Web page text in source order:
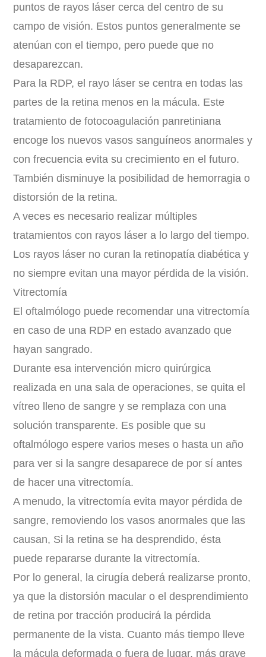
puntos de rayos láser cerca del centro de su
campo de visión. Estos puntos generalmente se
atenúan con el tiempo, pero puede que no
desaparezcan.
Para la RDP, el rayo láser se centra en todas las
partes de la retina menos en la mácula. Este
tratamiento de fotocoagulación panretiniana
encoge los nuevos vasos sanguíneos anormales y
con frecuencia evita su crecimiento en el futuro.
También disminuye la posibilidad de hemorragia o
distorsión de la retina.
A veces es necesario realizar múltiples
tratamientos con rayos láser a lo largo del tiempo.
Los rayos láser no curan la retinopatía diabética y
no siempre evitan una mayor pérdida de la visión.
Vitrectomía
El oftalmólogo puede recomendar una vitrectomía
en caso de una RDP en estado avanzado que
hayan sangrado.
Durante esa intervención micro quirúrgica
realizada en una sala de operaciones, se quita el
vítreo lleno de sangre y se remplaza con una
solución transparente. Es posible que su
oftalmólogo espere varios meses o hasta un año
para ver si la sangre desaparece de por sí antes
de hacer una vitrectomía.
A menudo, la vitrectomía evita mayor pérdida de
sangre, removiendo los vasos anormales que las
causan, Si la retina se ha desprendido, ésta
puede repararse durante la vitrectomía.
Por lo general, la cirugía deberá realizarse pronto,
ya que la distorsión macular o el desprendimiento
de retina por tracción producirá la pérdida
permanente de la vista. Cuanto más tiempo lleve
la mácula deformada o fuera de lugar, más grave